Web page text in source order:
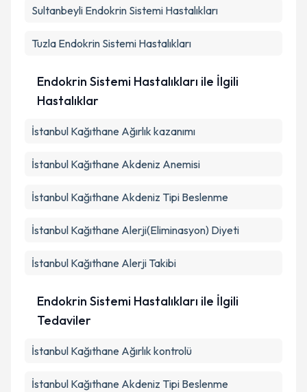
Sultanbeyli Endokrin Sistemi Hastalıkları
Tuzla Endokrin Sistemi Hastalıkları
Endokrin Sistemi Hastalıkları ile İlgili
Hastalıklar
İstanbul Kağıthane Ağırlık kazanımı
İstanbul Kağıthane Akdeniz Anemisi
İstanbul Kağıthane Akdeniz Tipi Beslenme
İstanbul Kağıthane Alerji(Eliminasyon) Diyeti
İstanbul Kağıthane Alerji Takibi
Endokrin Sistemi Hastalıkları ile İlgili
Tedaviler
İstanbul Kağıthane Ağırlık kontrolü
İstanbul Kağıthane Akdeniz Tipi Beslenme